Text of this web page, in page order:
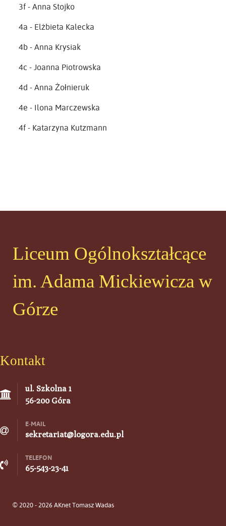
3f - Anna Stojko
4a - Elżbieta Kalecka
4b - Anna Krysiak
4c - Joanna Piotrowska
4d - Anna Żołnieruk
4e - Ilona Marczewska
4f - Katarzyna Kutzmann
Liceum Ogólnokształcące
im. Adama Mickiewicza w
Górze
Kontakt
ul. Szkolna 1
56-200 Góra
E-MAIL
sekretariat@logora.edu.pl
TELEFON
65-543-23-41
© 2020 - 2026 AKnet Tomasz Wadas